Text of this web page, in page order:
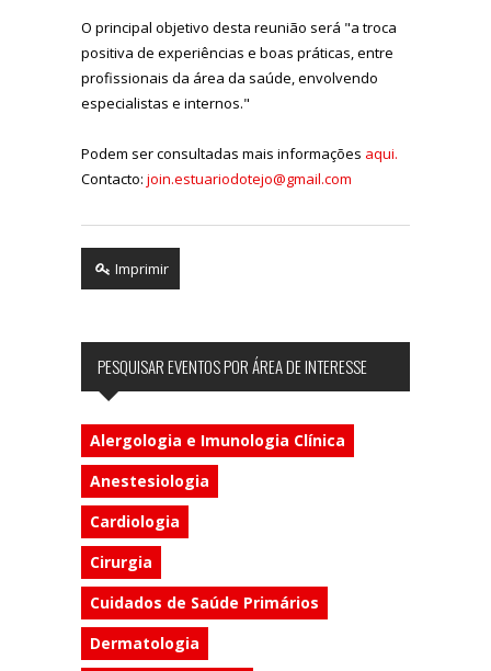
O principal objetivo desta reunião será "a troca
positiva de experiências e boas práticas, entre
profissionais da área da saúde, envolvendo
especialistas e internos."
Podem ser consultadas mais informações aqui.
Contacto: join.estuariodotejo@gmail.com
Imprimir
PESQUISAR EVENTOS POR ÁREA DE INTERESSE
Alergologia e Imunologia Clínica
Anestesiologia
Cardiologia
Cirurgia
Cuidados de Saúde Primários
Dermatologia